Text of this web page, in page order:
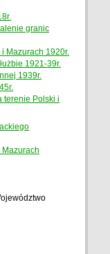
granic
Mazurach 1920r.
1921-39r.
1939r.
terenie Polski i
Mazurach